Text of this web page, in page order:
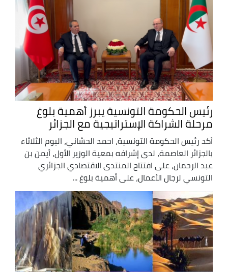
رئيس الحكومة التونسية يبرز أهمية بلوغ
مرحلة الشراكة الإستراتيجية مع الجزائر
أكد رئيس الحكومة التونسية، احمد الحشاني، اليوم الثلاثاء
بالجزائر العاصمة، لدى إشرافه بمعية الوزير الأول، أيمن بن
عبد الرحمان، على افتتاح المنتدى الاقتصادي الجزائري
التونسي لرجال الأعمال، على أهمية بلوغ ...